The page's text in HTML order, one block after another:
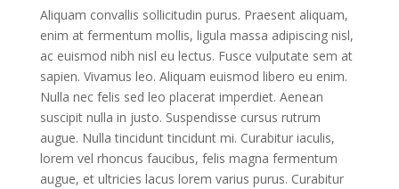
Aliquam convallis sollicitudin purus. Praesent aliquam,
enim at fermentum mollis, ligula massa adipiscing nisl,
ac euismod nibh nisl eu lectus. Fusce vulputate sem at
sapien. Vivamus leo. Aliquam euismod libero eu enim.
Nulla nec felis sed leo placerat imperdiet. Aenean
suscipit nulla in justo. Suspendisse cursus rutrum
augue. Nulla tincidunt tincidunt mi. Curabitur iaculis,
lorem vel rhoncus faucibus, felis magna fermentum
augue, et ultricies lacus lorem varius purus. Curabitur